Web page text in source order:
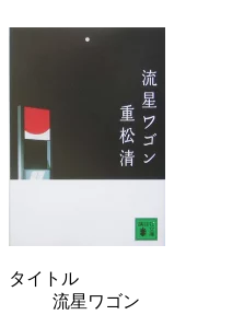
タイトル
流星ワゴン